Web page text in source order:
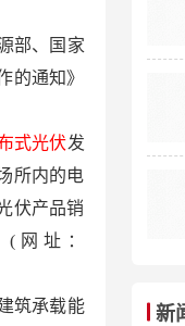
部、国家
的通知》
式光伏发
所内的电
伏产品销
网址：
筑承载能
新